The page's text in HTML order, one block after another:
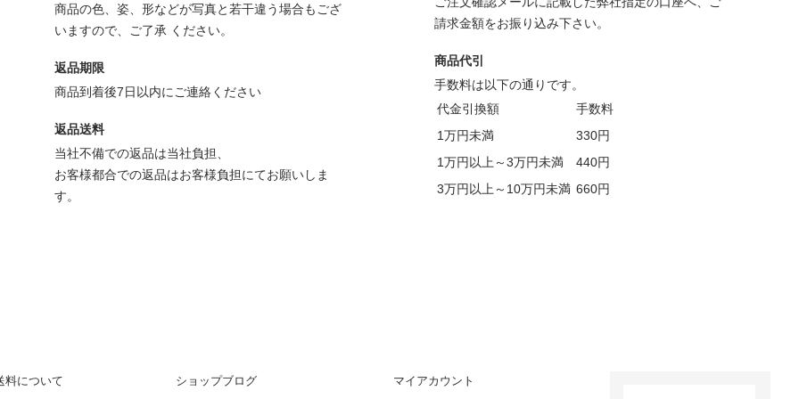
商品の色、姿、形などが写真と若干違う場合もござ
いますので、ご了承 ください。
返品期限
商品到着後7日以内にご連絡ください
返品送料
当社不備での返品は当社負担、
お客様都合での返品はお客様負担にてお願いしま
す。
請求金額をお振り込み下さい。
商品代引
手数料は以下の通りです。
代金引換額
手数料
1万円未満
330円
1万円以上～3万円未満
440円
3万円以上～10万円未満 660円
料について ショップブログ マイアカウント